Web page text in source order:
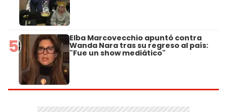
5 Elba Marcovecchio apuntó contra
Wanda Nara tras su regreso al país:
"Fue un show mediático"